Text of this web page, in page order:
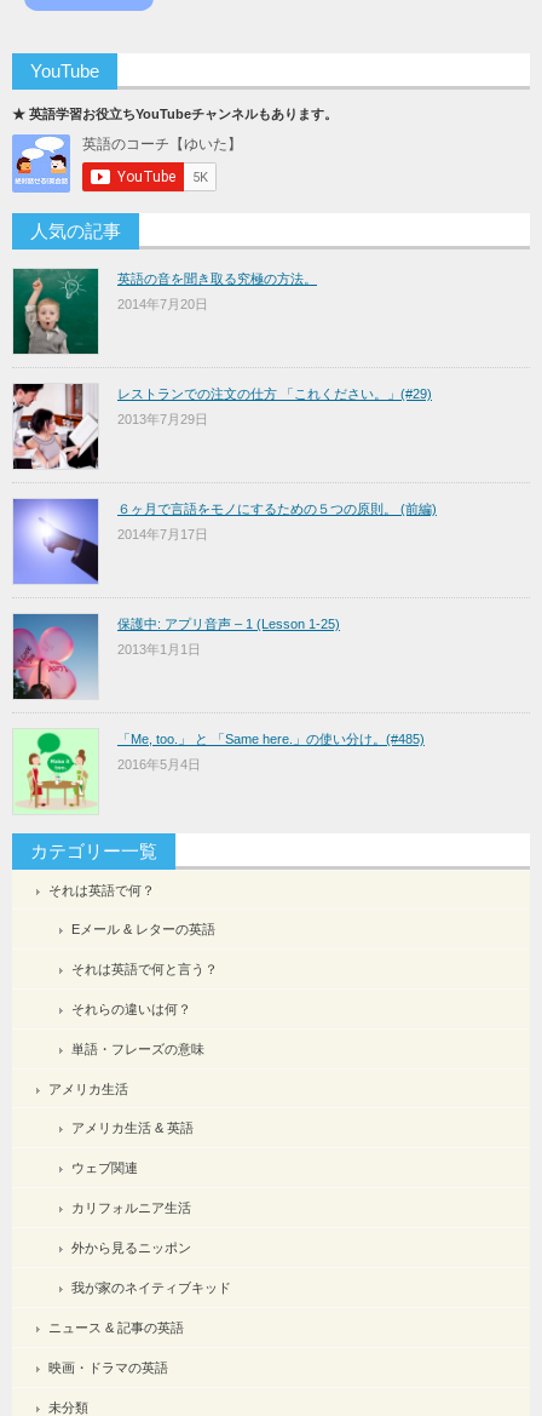
YouTube
★ 英語学習お役立ちYouTubeチャンネルもあります。
人気の記事
英語の音を聞き取る究極の方法。
2014年7月20日
レストランでの注文の仕方 「これください。」(#29)
2013年7月29日
６ヶ月で言語をモノにするための５つの原則。 (前編)
2014年7月17日
保護中: アプリ音声 – 1 (Lesson 1-25)
2013年1月1日
「Me, too.」 と 「Same here.」の使い分け。(#485)
2016年5月4日
カテゴリー一覧
それは英語で何？
Eメール & レターの英語
それは英語で何と言う？
それらの違いは何？
単語・フレーズの意味
アメリカ生活
アメリカ生活 & 英語
ウェブ関連
カリフォルニア生活
外から見るニッポン
我が家のネイティブキッド
ニュース & 記事の英語
映画・ドラマの英語
未分類